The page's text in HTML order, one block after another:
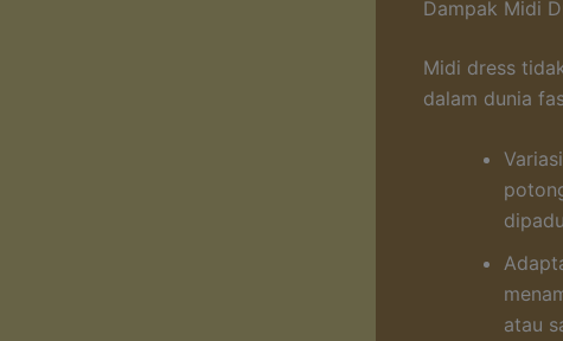
Dampak Midi
Midi dress
dalam dunia
atau